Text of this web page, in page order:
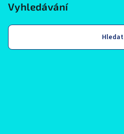
Vyhledávání
Hledat